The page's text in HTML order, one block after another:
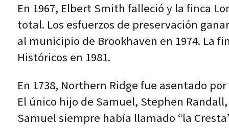
En 1967, Elbert Smith falleció y la finca
total. Los esfuerzos de preservación
al municipio de Brookhaven en 1974. La
Históricos en 1981.
En 1738, Northern Ridge fue asentado
El único hijo de Samuel, Stephen
Samuel siempre había llamado “la